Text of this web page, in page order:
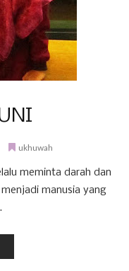
ukhuwah
meminta darah dan
manusia yang